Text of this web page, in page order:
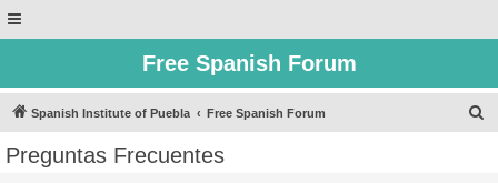
Free Spanish Forum
Spanish Institute of Puebla Free Spanish Forum
Preguntas Frecuentes